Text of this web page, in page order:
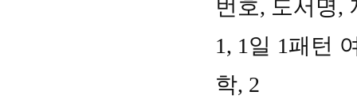
번호, 도서명,
1, 1 일 1패턴
학, 2